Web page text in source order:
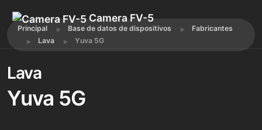
Camera FV-5
Principal Base de datos de dispositivos
Fabricantes
Lava
Yuva 5G
Lava
Yuva 5G